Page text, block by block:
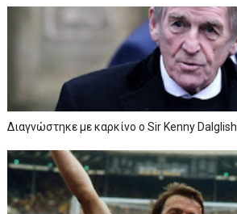
Διαγνώστηκε με καρκίνο ο Sir Kenny Dalglish